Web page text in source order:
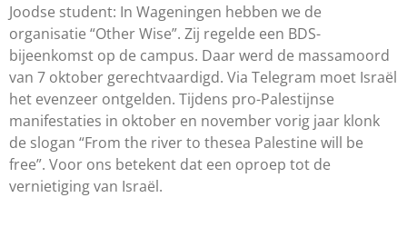
Joodse student: In Wageningen hebben we de
organisatie “OtherWise”. Zij regelde een BDS-
bijeenkomst op de campus. Daar werd de massamoord
van 7 oktober gerechtvaardigd. Via Telegram moet Israël
het evenzeer ontgelden. Tijdens pro-Palestijnse
manifestaties in oktober en november vorig jaar klonk
de slogan “From the riverto thesea Palestine will be
free”. Voor ons betekent dat een oproep tot de
vernietiging van Israël.